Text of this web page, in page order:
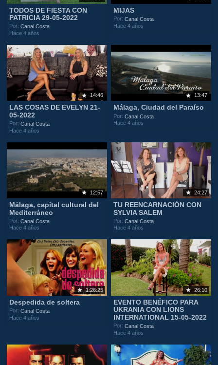
TODOS DE FIESTA CON
PATRICIA 29-05-2022
Por:Canal Costa
Hace 4 años
MIJAS
Por:Canal Costa
Hace 4 años
14:46
LAS COSAS DE EVELYN 21-
05-2022
Por:Canal Costa
Hace 4 años
13:47
Málaga, Ciudad del Paraíso
Por:Canal Costa
Hace 4 años
12:57
Málaga, capital cultural del
Mediterráneo
Por:Canal Costa
Hace 4 años
24:27
TU REENCARNACIÓN CON
SYLVIA SALEM
Por:Canal Costa
Hace 4 años
1:26:25
Despedida de soltera
Por:Canal Costa
Hace 4 años
26:10
EVENTO BENÉFICO PARA
UKRANIA CON LIONS
INTERNATIONAL 15-05-2022
Por:Canal Costa
Hace 4 años